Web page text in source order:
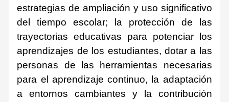
estrategias de ampliación y uso significativo
del tiempo escolar; la protección de las
trayectorias educativas para potenciar los
aprendizajes de los estudiantes, dotar a las
personas de las herramientas necesarias
para el aprendizaje continuo, la adaptación
a entornos cambiantes y la contribución